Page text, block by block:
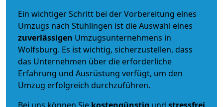
Ein wichtiger Schritt bei der Vorbereitung eines
Umzugs nach Stühlingen ist die Auswahl eines
zuverlässigen Umzugsunternehmens in
Wolfsburg. Es ist wichtig, sicherzustellen, dass
das Unternehmen über die erforderliche
Erfahrung und Ausrüstung verfügt, um den
Umzug erfolgreich durchzuführen.